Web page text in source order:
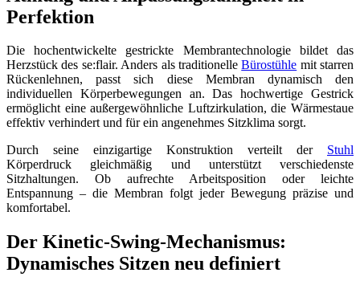
Perfektion
Die hochentwickelte gestrickte Membrantechnologie bildet das
Herzstück des se:flair. Anders als traditionelleBürostühle mit starren
Rückenlehnen, passt sich diese Membran dynamisch den
individuellen Körperbewegungen an. Das hochwertige Gestrick
ermöglicht eine außergewöhnliche Luftzirkulation, die Wärmestaue
effektiv verhindert und für ein angenehmes Sitzklima sorgt.
Durch seine einzigartige Konstruktion verteilt der Stuhl
Körperdruck gleichmäßig und unterstützt verschiedenste
Sitzhaltungen. Ob aufrechte Arbeitsposition oder leichte
Entspannung – die Membran folgt jeder Bewegung präzise und
komfortabel.
Der Kinetic-Swing-Mechanismus:
Dynamisches Sitzen neu definiert